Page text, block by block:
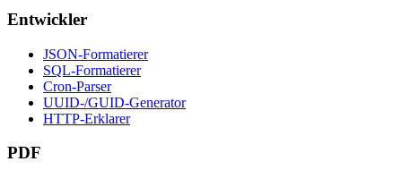
Entwickler
JSON-Formatierer
SQL-Formatierer
Cron-Parser
UUID-/GUID-Generator
HTTP-Erklarer
PDF